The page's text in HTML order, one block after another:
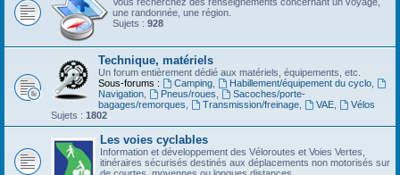
une randonnée, une région.
Sujets : 928
Technique, matériels
Un forum entièrement dédié aux matériels, équipements, etc.
Sous-forums :
Camping, Habillement/équipement du cyclo,
Navigation
Pneus/roues
Sacoches/porte-
bagages/remorques
Transmission/freinage, VAE,
Vélos
Sujets : 1802
Les voies cyclables
Information et développement des Véloroutes et Voies Vertes,
itinéraires sécurisés destinés aux déplacements non motorisés sur